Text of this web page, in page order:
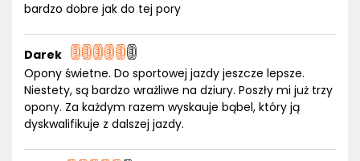
bardzo dobre jak do tej pory
Darek
Opony świetne. Do sportowej jazdy jeszcze lepsze.
Niestety, są bardzo wrażliwe na dziury. Poszły mi już trzy
opony. Za każdym razem wyskauje bąbel, który ją
dyskwalifikuje z dalszej jazdy.